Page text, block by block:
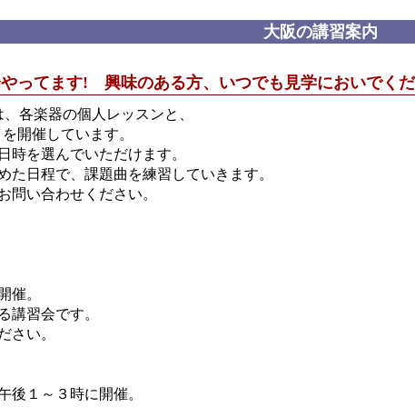
大阪の講習案内
ってます! 興味のある方、いつでも見学においでくだ
各楽器の個人レッスンと、
開催しています。
時を選んでいただけます。
た日程で、課題曲を練習していきます。
問い合わせください。
催。
習する講習会です。
ださい。
後１～３時に開催。